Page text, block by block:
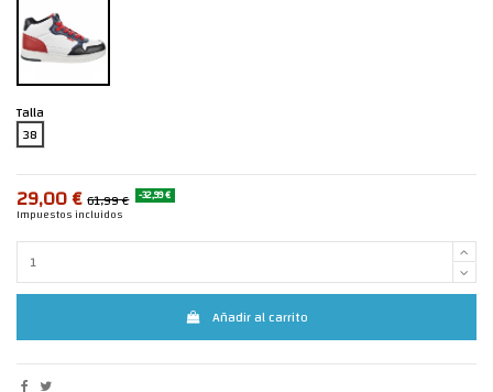
Talla
38
29,00 € 61,99 € -32,99 €
Impuestos incluidos
Añadir al carrito